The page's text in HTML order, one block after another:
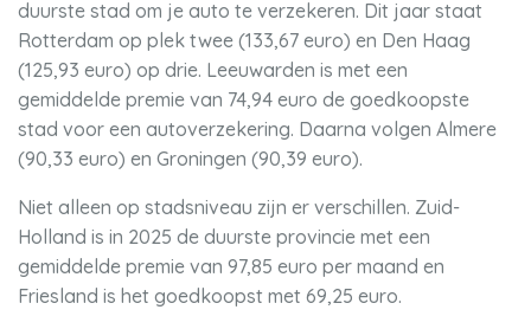
duurste stad om je auto te verzekeren. Dit jaar staat
Rotterdam op plek twee (133,67 euro) en Den Haag
(125,93 euro) op drie. Leeuwarden is met een
gemiddelde premie van 74,94 euro de goedkoopste
stad voor een autoverzekering. Daarna volgen Almere
(90,33 euro) en Groningen (90,39 euro).
Niet alleen op stadsniveau zijn er verschillen. Zuid-
Holland is in 2025 de duurste provincie met een
gemiddelde premie van 97,85 euro per maand en
Friesland is het goedkoopst met 69,25 euro.